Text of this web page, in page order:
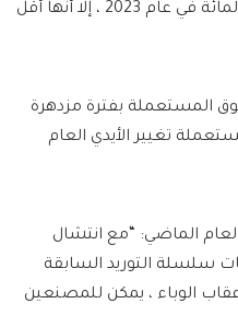
في حين أن هذا كان بزيادة 2.6 في المائة في عام 2023 ، إلا أنها أقل
المستعملة بفترة مزدهرة
مستعملة تغيير الأيدي العام
الماضي: “مع انتشال
سلسلة التوريد السابقة
الوباء ، يمكن للمصنعين